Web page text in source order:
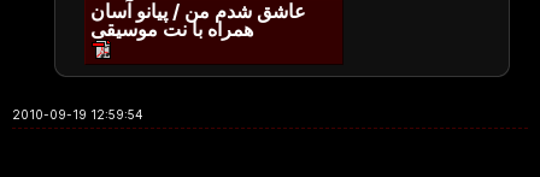
عاشق شدم من / پیانو آسان
همراه با نت موسیقی
2010-09-19 12:59:54